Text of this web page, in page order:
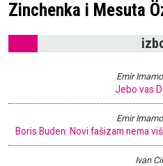
Zinchenka i Mesuta
Emir
Jebo vas
Emir
Boris Buden: Novi fašizam nema
Ivan